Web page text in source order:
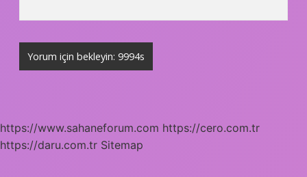
https://www.sahaneforum.com https://cero.com.tr
https://daru.com.tr Sitemap